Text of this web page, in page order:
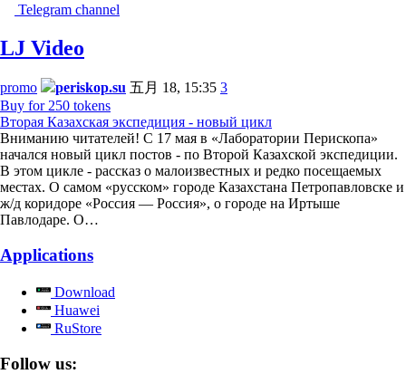
Telegram channel
LJ Video
promo periskop.su 五月 18, 15:35 3
Buy for 250 tokens
Вторая Казахская экспедиция - новый цикл
Вниманию читателей! С 17 мая в «Лаборатории Перископа»
начался новый цикл постов - по Второй Казахской экспедиции.
В этом цикле - рассказ о малоизвестных и редко посещаемых
местах. О самом «русском» городе Казахстана Петропавловске и
ж/д коридоре «Россия — Россия», о городе на Иртыше
Павлодаре. О…
Applications
Download
Huawei
RuStore
Follow us: